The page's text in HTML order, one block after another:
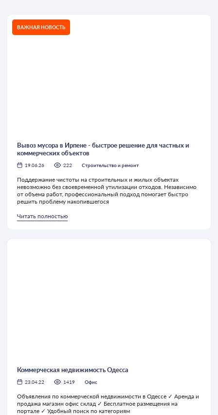
ВАЖНАЯ НОВОСТЬ
Вывоз мусора в Ирпене - быстрое решение для частных и
коммерческих объектов
19.06.26 222 Строительство и ремонт
Поддержание чистоты на строительных и жилых объектах
невозможно без своевременной утилизации отходов. Независимо
от объема работ, профессиональный подход помогает быстро
решить проблему накопившегося
Читать полностью
Коммерческая недвижимость Одесса
23.04.22 1419 Офис
Объявления по коммерческой недвижимости в Одессе ✓ Аренда и
продажа магазин офис склад ✓ Бесплатное размещения на
портале ✓ Удобный поиск по категориям